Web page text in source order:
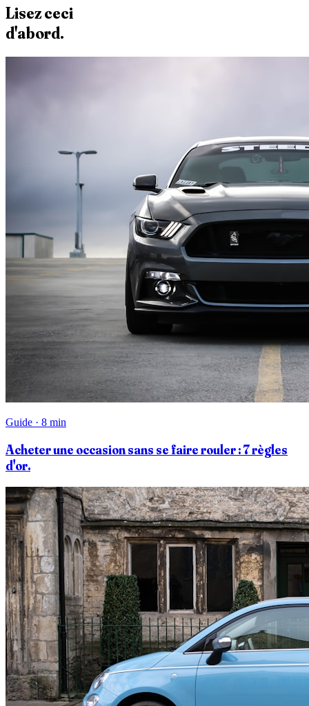
Lisez ceci
d'abord.
Guide · 8 min
Acheter une occasion sans se faire rouler : 7 règles
d'or.